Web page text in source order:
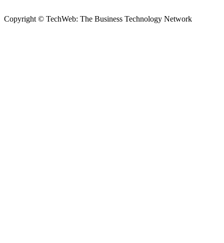
Copyright © TechWeb: The Business Technology Network